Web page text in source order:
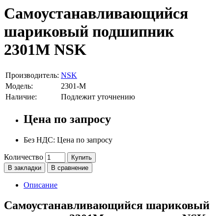
Самоустанавливающийся
шариковый подшипник
2301M NSK
Производитель: NSK
Модель:
2301-M
Наличие:
Подлежит уточнению
Цена по запросу
Без НДС: Цена по запросу
Количество
Купить
В закладки
В сравнение
Описание
Самоустанавливающийся шариковый